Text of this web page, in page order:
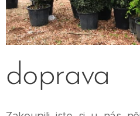
doprava